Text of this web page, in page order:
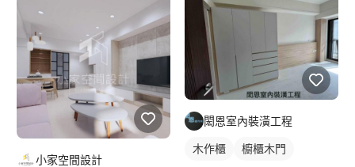
小家空間設計
閎恩室內裝潢工程
木作櫃 櫥櫃木門